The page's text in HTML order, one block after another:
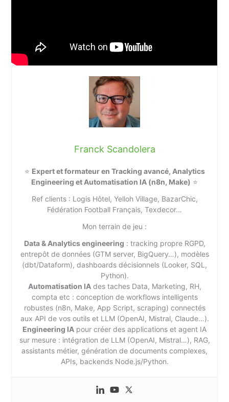
Franck Scandolera
⭐ Expert et formateur en Tracking avancé, Analytics
Engineering et Automatisation IA (n8n, Make) ⭐
Ref clients : Logis Hôtel, Yelloh Village, BazarChic,
Fédération Football Français, Texdecor…
Mon terrain de jeu :
Data & Analytics engineering : tracking propre RGPD,
entrepôt de données (GTM server, BigQuery…), modèles
(dbt/Dataform), dashboards décisionnels (Looker, SQL,
Python).
Automatisation IAdes taches Data, Marketing, RH,
compta etc : conception de workflows intelligents
robustes (n8n, Make, App Script, scraping) connectés
aux API de vos outils et LLM (OpenAI, Mistral, Claude…).
Engineering IA pour créer des applications et agent IA
sur mesure : intégration de LLM (OpenAI, Mistral…), RAG,
assistants métier, génération de documents complexes,
APIs, backends Node.js/Python.